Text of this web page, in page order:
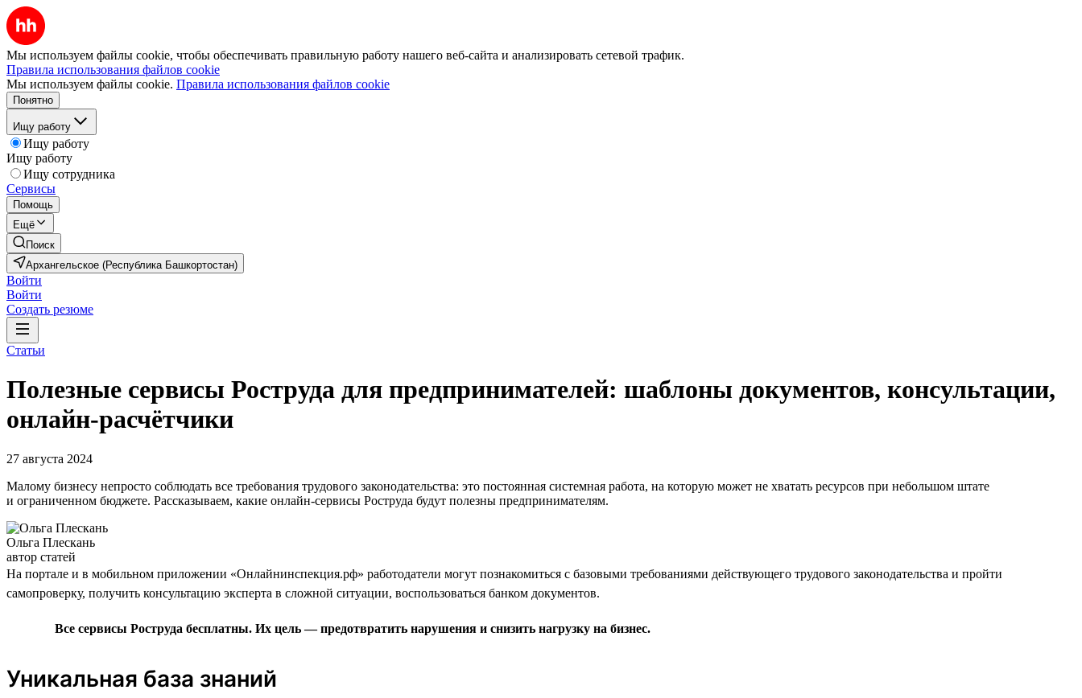
Мы используем файлы cookie, чтобы обеспечивать правильную работу нашего веб-сайта и анализировать сетевой трафик.
Правила использования файлов cookie
Мы используем файлы cookie. Правила использования файлов cookie
Понятно
Ищу работу
Ищу работу
Ищу работу
Ищу сотрудника
Сервисы
Помощь
Ещё
Поиск
Архангельское (Республика Башкортостан)
Войти
Войти
Создать резюме
Статьи
Полезные сервисы Роструда для предпринимателей: шаблоны документов, консультации,
онлайн-расчётчики
27 августа 2024
Малому бизнесу непросто соблюдать все требования трудового законодательства: это постоянная системная работа, на которую может не хватать ресурсов при небольшом штате
и ограниченном бюджете. Рассказываем, какие онлайн-сервисы Роструда будут полезны предпринимателям.
Ольга Плескань
автор статей
На портале и в мобильном приложении «Онлайнинспекция.рф» работодатели могут познакомиться с базовыми требованиями действующего трудового законодательства и пройти
самопроверку, получить консультацию эксперта в сложной ситуации, воспользоваться банком документов.
Все сервисы Роструда бесплатны. Их цель — предотвратить нарушения и снизить нагрузку на бизнес.
Уникальная база знаний